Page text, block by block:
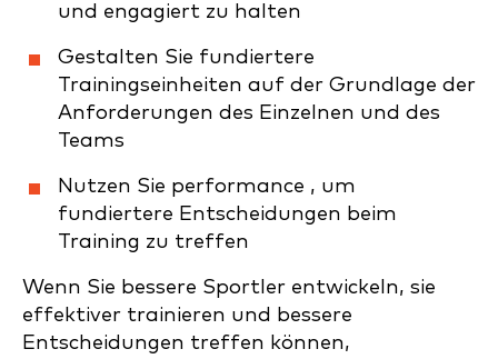
und engagiert zu halten
Gestalten Sie fundiertere
Trainingseinheiten auf der Grundlage der
Anforderungen des Einzelnen und des
Teams
Nutzen Sie performance , um
fundiertere Entscheidungen beim
Training zu treffen
Wenn Sie bessere Sportler entwickeln, sie
effektiver trainieren und bessere
Entscheidungen treffen können,